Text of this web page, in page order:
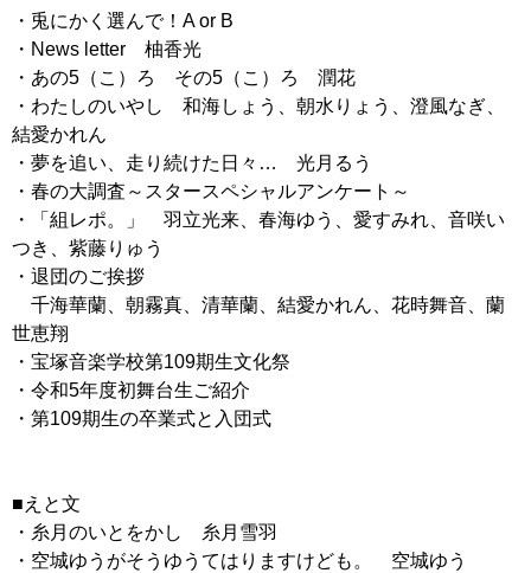
・兎にかく選んで！A or B
・News letter 柚香光
・あの5（こ）ろ その5（こ）ろ 潤花
・わたしのいやし 和海しょう、朝水りょう、澄風なぎ、
結愛かれん
・夢を追い、走り続けた日々… 光月るう
・春の大調査～スタースペシャルアンケート～
・「組レポ。」 羽立光来、春海ゆう、愛すみれ、音咲い
つき、紫藤りゅう
・退団のご挨拶
千海華蘭、朝霧真、清華蘭、結愛かれん、花時舞音、蘭
世恵翔
・宝塚音楽学校第109期生文化祭
・令和5年度初舞台生ご紹介
・第109期生の卒業式と入団式
■えと文
・糸月のいとをかし 糸月雪羽
・空城ゆうがそうゆうてはりますけども。 空城ゆう